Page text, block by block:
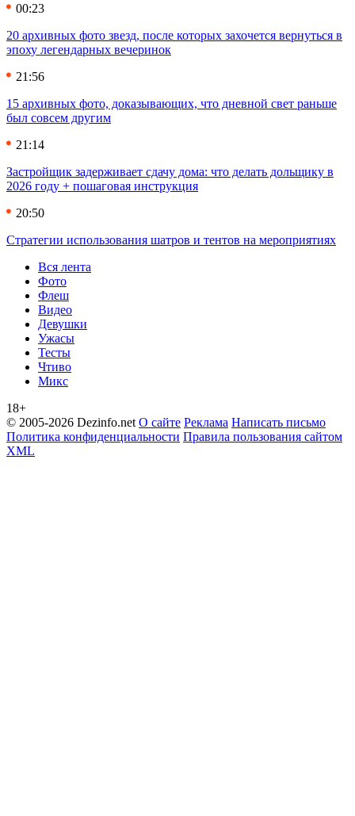
00:23
20 архивных фото звезд, после которых захочется вернуться в
эпоху легендарных вечеринок
21:56
15 архивных фото, доказывающих, что дневной свет раньше
был совсем другим
21:14
Застройщик задерживает сдачу дома: что делать дольщику в
2026 году + пошаговая инструкция
20:50
Стратегии использования шатров и тентов на мероприятиях
Вся лента
Фото
Флеш
Видео
Девушки
Ужасы
Тесты
Чтиво
Микс
18+
© 2005-2026 Dezinfo.net О сайте Реклама Написать письмо
Политика конфиденциальности Правила пользования сайтом
XML